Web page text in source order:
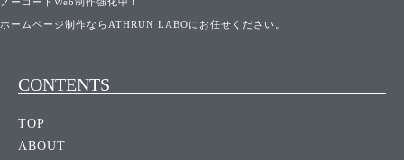
ホームページ制作ならATHRUN LABOにお任せください。
CONTENTS
TOP
ABOUT